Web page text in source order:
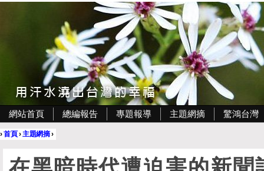
網站首頁 總編報告 專題報導 主題網摘 驚鴻台灣
›首頁›主題網摘›